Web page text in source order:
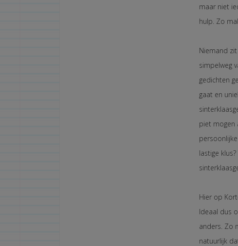
maar niet
hulp. Zo
Niemand
simpelweg
gedichten
gaat en
piet mogen
lastige
Hier op
Ideaal dus
anders. Zo
natuurlijk